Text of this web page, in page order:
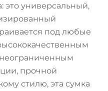
это универсальный,
под любые
прочной
стилю, эта сумка